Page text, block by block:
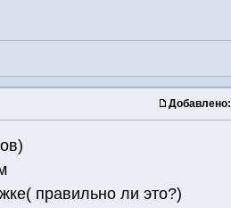
Добавлено:
правильно ли это?)